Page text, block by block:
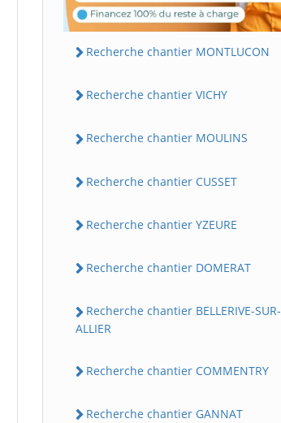
Recherche chantier MONTLUCON
Recherche chantier VICHY
Recherche chantier MOULINS
Recherche chantier CUSSET
Recherche chantier YZEURE
Recherche chantier DOMERAT
Recherche chantier BELLERIVE-SUR-
ALLIER
Recherche chantier COMMENTRY
Recherche chantier GANNAT